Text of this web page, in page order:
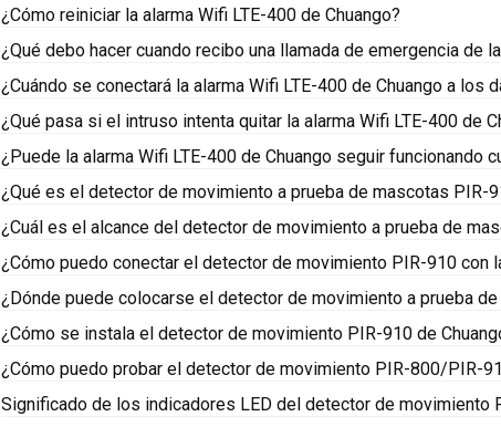
¿Cómo reiniciar la alarma Wifi LTE-400 de Chuango?
¿Qué debo hacer cuando recibo una llamada de emergencia de
¿Cuándo se conectará la alarma Wifi LTE-400 de Chuango a los
¿Qué pasa si el intruso intenta quitar la alarma Wifi LTE-400 de
¿Puede la alarma Wifi LTE-400 de Chuango seguir funcionando
¿Qué es el detector de movimiento a prueba de mascotas PIR-
¿Cuál es el alcance del detector de movimiento a prueba de
¿Cómo puedo conectar el detector de movimiento PIR-910 con
¿Dónde puede colocarse el detector de movimiento a prueba
¿Cómo se instala el detector de movimiento PIR-910 de
¿Cómo puedo probar el detector de movimiento PIR-800/PIR-
Significado de los indicadores LED del detector de movimiento